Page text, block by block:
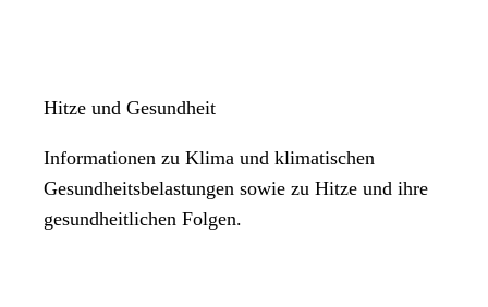
Hitze und Gesundheit
Informationen zu Klima und klimatischen
Gesundheitsbelastungen sowie zu Hitze und ihre
gesundheitlichen Folgen.